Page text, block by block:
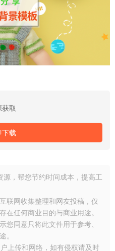
获取
下载
，帮您节约时间成本，提高工
联网收集整理和网友投稿，仅
在任何商业目的与商业用途。
您同意只将此文件用于参考、
。
上传和网络，如有侵权请及时